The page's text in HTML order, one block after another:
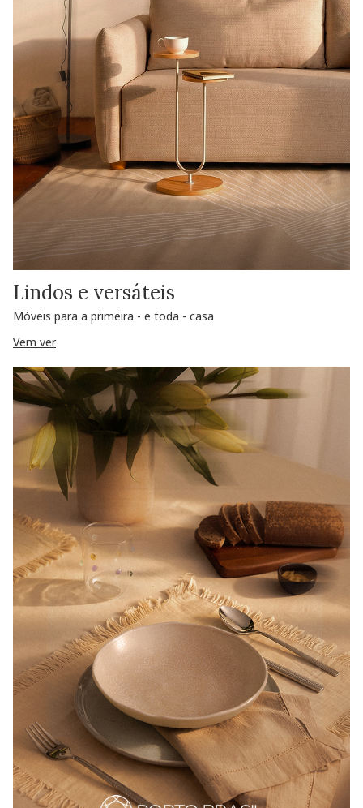
Lindos e versáteis
Móveis para a primeira - e toda - casa
Vem ver